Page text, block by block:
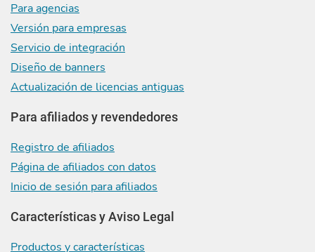
Para agencias
Versión para empresas
Servicio de integración
Diseño de banners
Actualización de licencias antiguas
Para afiliados y revendedores
Registro de afiliados
Página de afiliados con datos
Inicio de sesión para afiliados
Características y Aviso Legal
Productos y características